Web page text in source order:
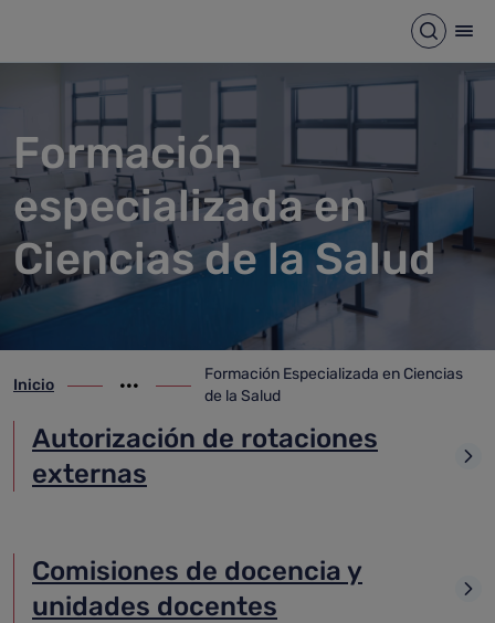
Formación Especializada en
Abrir
Formación
especializada en
Ciencias de la Salud
ir-a inicio
Inicio
Mostrar opciones del camino de migas
ir-a Formación Especializada en
Formación Especializada en Ciencias
de la Salud
Autorización de rotaciones
externas
Comisiones de docencia y
unidades docentes